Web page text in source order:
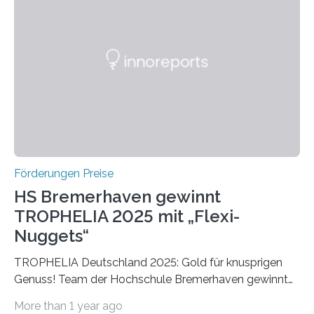
Foundation, des BIAL Award in Biomedicine ist in
Förderungen Preise
HS Bremerhaven gewinnt
TROPHELIA 2025 mit „Flexi-
Nuggets“
TROPHELIA Deutschland 2025: Gold für knusprigen
Genuss! Team der Hochschule Bremerhaven gewinnt
More than 1 year ago